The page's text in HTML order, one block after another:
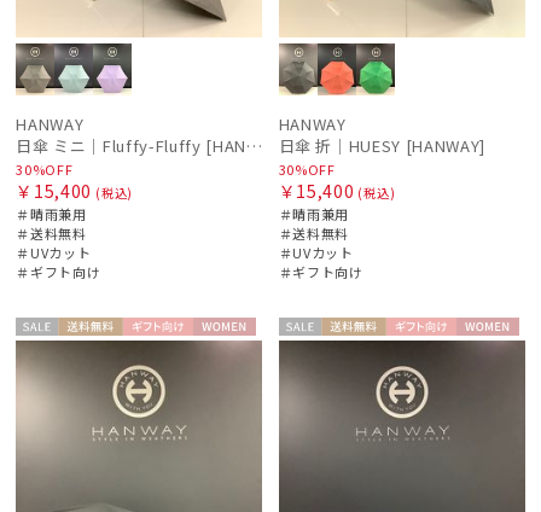
HANWAY
日傘 ミニ｜Fluffy-Fluffy [HANWAY]
30%OFF
￥15,400 (税込)
＃晴雨兼用
＃送料無料
＃UVカット
＃ギフト向け
HANWAY
日傘 折｜HUESY [HANWAY]
30%OFF
￥15,400 (税込)
＃晴雨兼用
＃送料無料
＃UVカット
＃ギフト向け
セー
ル
送料無 ギフト
向け
WOME
セー
ル
送料無 ギフト
向け
WOME